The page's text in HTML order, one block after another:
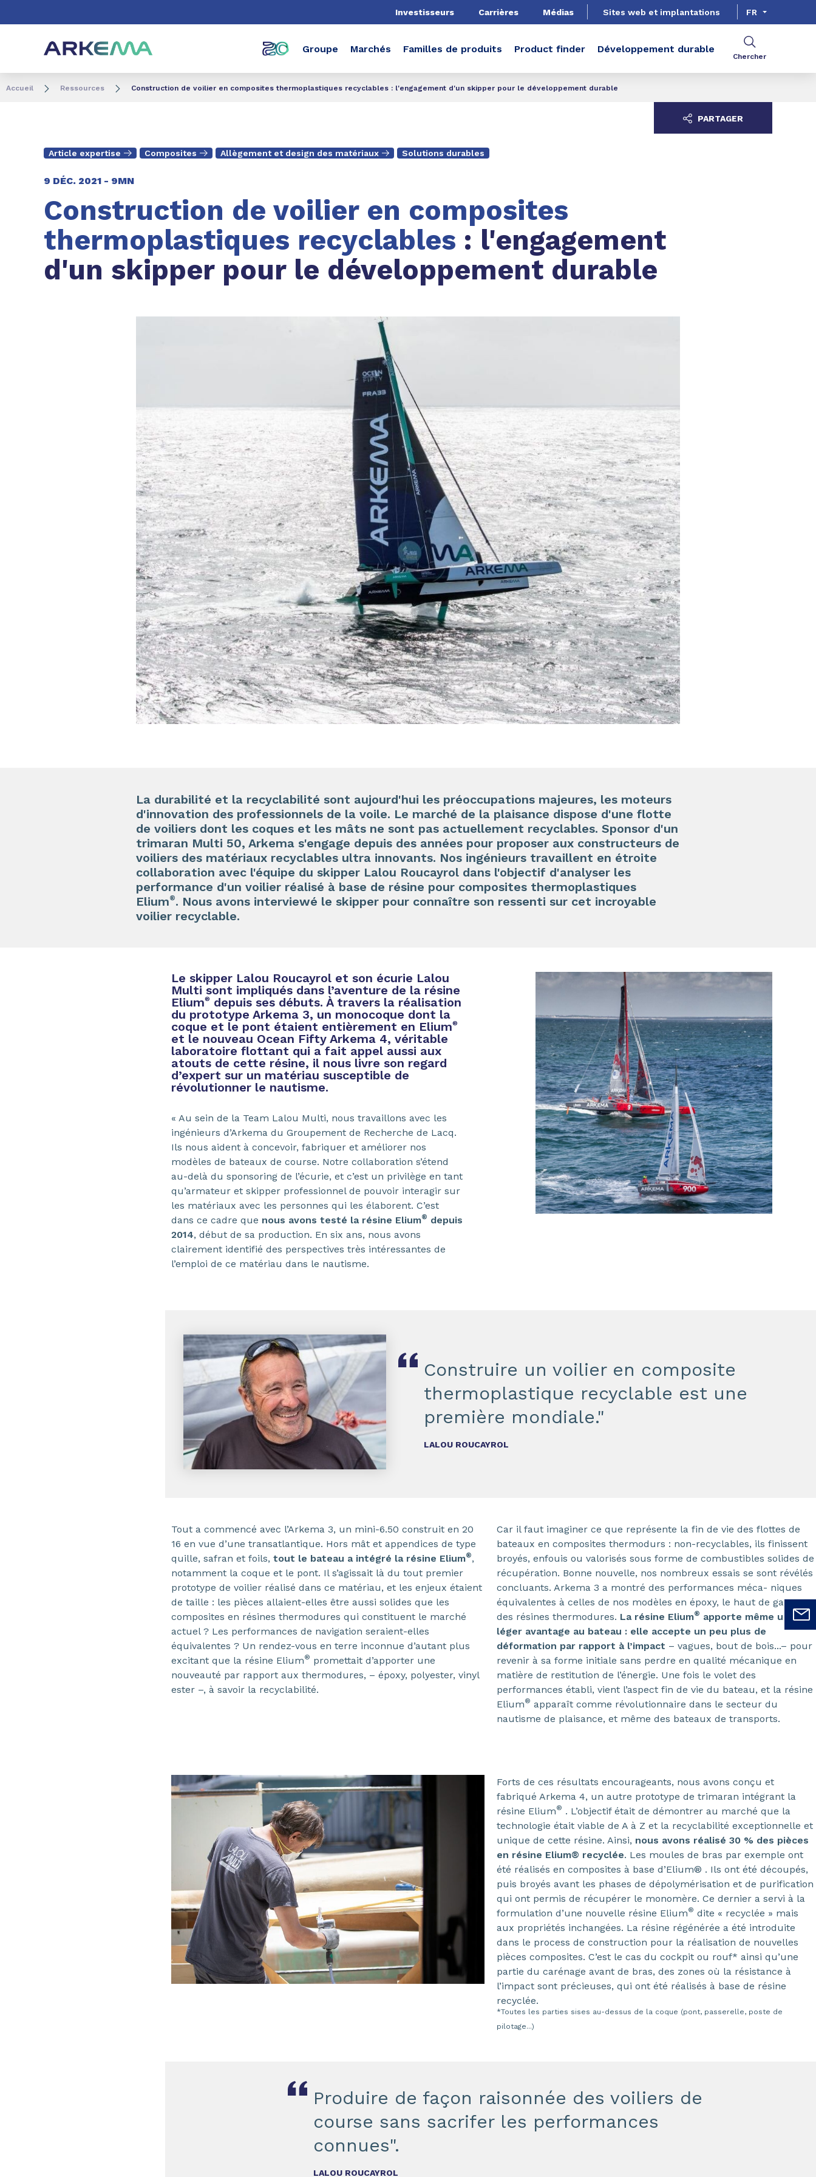
Investisseurs Carrières Médias Sites web et implantations FR
Groupe Marchés Familles de produits Product finder Développement durable
Chercher
Accueil Ressources Construction de voilier en composites thermoplastiques recyclables : l'engagement d'un skipper pour le développement durable
Article expertise Composites Allègement et design des matériaux Solutions durables
9 DÉC. 2021 - 9MN
Construction de voilier en composites
thermoplastiques recyclables : l'engagement
d'un skipper pour le développement durable
PARTAGER
La durabilité et la recyclabilité sont aujourd'hui les préoccupations majeures, les moteurs
d'innovation des professionnels de la voile. Le marché de la plaisance dispose d'une flotte
de voiliers dont les coques et les mâts ne sont pas actuellement recyclables. Sponsor d'un
trimaran Multi 50, Arkema s'engage depuis des années pour proposer aux constructeurs de
voiliers des matériaux recyclables ultra innovants. Nos ingénieurs travaillent en étroite
collaboration avec l'équipe du skipper Lalou Roucayrol dans l'objectif d'analyser les
performance d'un voilier réalisé à base de résine pour composites thermoplastiques
Elium®. Nous avons interviewé le skipper pour connaître son ressenti sur cet incroyable
voilier recyclable.
Le skipper Lalou Roucayrol et son écurie Lalou
Multi sont impliqués dans l’aventure de la résine
Elium®
depuis ses débuts. À travers la réalisation
du prototype Arkema 3, un monocoque dont la
coque et le pont étaient entièrement en Elium®
et le nouveau Ocean Fifty Arkema 4, véritable
laboratoire flottant qui a fait appel aussi aux
atouts de cette résine, il nous livre son regard
d’expert sur un matériau susceptible de
révolutionner le nautisme.
« Au sein de la Team Lalou Multi, nous travaillons avec les
ingénieurs d’Arkema du Groupement de Recherche de Lacq.
Ils nous aident à concevoir, fabriquer et améliorer nos
modèles de bateaux de course. Notre collaboration s’étend
au-delà du sponsoring de l’écurie, et c’est un privilège en tant
qu’armateur et skipper professionnel de pouvoir interagir sur
les matériaux avec les personnes qui les élaborent. C’est
dans ce cadre que nous avons testé la résine Elium® depuis
2014, début de sa production. En six ans, nous avons
clairement identifié des perspectives très intéressantes de
l’emploi de ce matériau dans le nautisme.
Construire un voilier en composite
thermoplastique recyclable est une
première mondiale."
LALOU ROUCAYROL
Tout a commencé avec l’Arkema 3, un mini-6.50 construit en 20
16 en vue d’une transatlantique. Hors mât et appendices de type
quille, safran et foils, tout le bateau a intégré la résine Elium®,
notamment la coque et le pont. Il s’agissait là du tout premier
prototype de voilier réalisé dans ce matériau, et les enjeux étaient
de taille : les pièces allaient-elles être aussi solides que les
composites en résines thermodures qui constituent le marché
actuel ? Les performances de navigation seraient-elles
équivalentes ? Un rendez-vous en terre inconnue d’autant plus
excitant que la résine Elium® promettait d’apporter une
nouveauté par rapport aux thermodures, – époxy, polyester, vinyl
ester –, à savoir la recyclabilité.
Car il faut imaginer ce que représente la fin de vie des flottes de
bateaux en composites thermodurs : non-recyclables, ils finissent
broyés, enfouis ou valorisés sous forme de combustibles solides de
récupération. Bonne nouvelle, nos nombreux essais se sont révélés
concluants. Arkema 3 a montré des performances méca- niques
équivalentes à celles de nos modèles en époxy, le haut de gamme
des résines thermodures. La résine Elium® apporte même un
léger avantage au bateau : elle accepte un peu plus de
déformation par rapport à l’impact – vagues, bout de bois...– pour
revenir à sa forme initiale sans perdre en qualité mécanique en
matière de restitution de l’énergie. Une fois le volet des
performances établi, vient l’aspect fin de vie du bateau, et la résine
Elium® apparaît comme révolutionnaire dans le secteur du
nautisme de plaisance, et même des bateaux de transports.
Forts de ces résultats encourageants, nous avons conçu et
fabriqué Arkema 4, un autre prototype de trimaran intégrant la
résine Elium® . L’objectif était de démontrer au marché que la
technologie était viable de A à Z et la recyclabilité exceptionnelle et
unique de cette résine. Ainsi, nous avons réalisé 30 % des pièces
en résine Elium® recyclée. Les moules de bras par exemple ont
été réalisés en composites à base d’Elium® . Ils ont été découpés,
puis broyés avant les phases de dépolymérisation et de purification
qui ont permis de récupérer le monomère. Ce dernier a servi à la
formulation d’une nouvelle résine Elium® dite « recyclée » mais
aux propriétés inchangées. La résine régénérée a été introduite
dans le process de construction pour la réalisation de nouvelles
pièces composites. C’est le cas du cockpit ou rouf* ainsi qu’une
partie du carénage avant de bras, des zones où la résistance à
l’impact sont précieuses, qui ont été réalisés à base de résine
recyclée.
*Toutes les parties sises au-dessus de la coque (pont, passerelle, poste de
pilotage...)
Produire de façon raisonnée des voiliers de
course sans sacrifer les performances
connues".
LALOU ROUCAYROL